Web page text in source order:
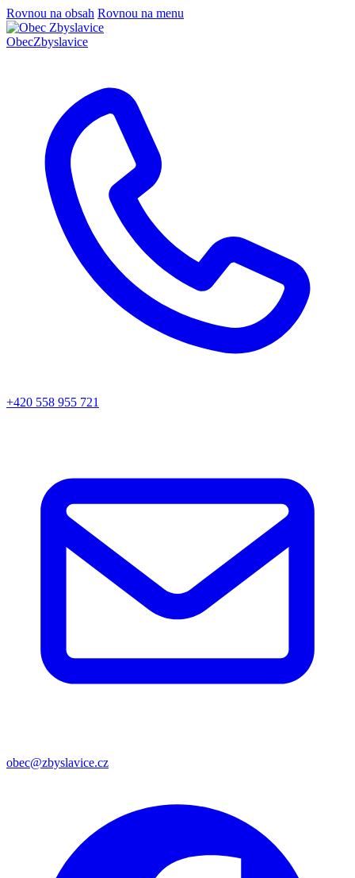
Rovnou na obsah Rovnou na menu
ObecZbyslavice
+420 558 955 721
obec@zbyslavice.cz